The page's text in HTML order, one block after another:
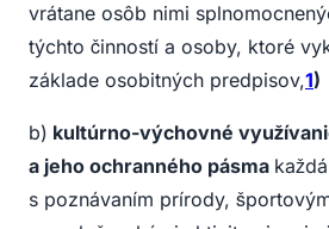
vrátane osôb nimi
týchto činností a osoby, ktoré
základe osobitných predpisov,1)
b) kultúrno-výchovné
a jeho ochranného pásma
s poznávaním prírody,